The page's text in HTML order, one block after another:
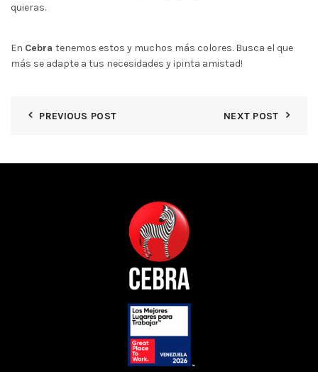
quieras.
En Cebra tenemos estos y muchos más colores. Busca el que
más se adapte a tus necesidades y ¡pinta amistad!
PREVIOUS POST NEXT POST